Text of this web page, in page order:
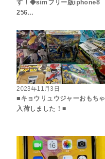
す！◆simフリー版iphone8
256…
2023年11月3日
■キョウリュウジャーおもちゃ
入荷しました！■